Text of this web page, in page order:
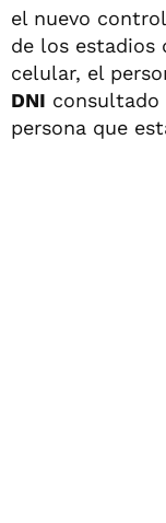
el nuevo
de los estadios
celular, el
DNI consultado
persona que